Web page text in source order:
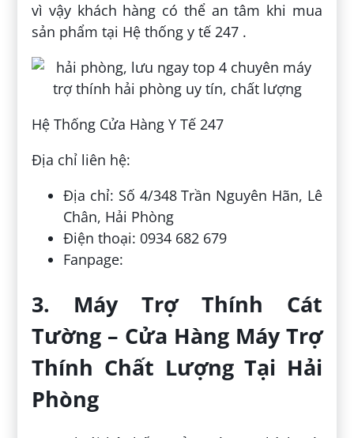
vì vậy khách hàng có thể an tâm khi mua
sản phẩm tại Hệ thống y tế 247 .
Hệ Thống Cửa Hàng Y Tế 247
Địa chỉ liên hệ:
Địa chỉ: Số 4/348 Trần Nguyên Hãn, Lê
Chân, Hải Phòng
Điện thoại: 0934 682 679
Fanpage:
3. Máy Trợ Thính Cát
Tường – Cửa Hàng Máy Trợ
Thính Chất Lượng Tại Hải
Phòng